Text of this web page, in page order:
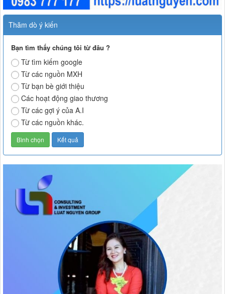
Thăm dò ý kiến
Bạn tìm thấy chúng tôi từ đâu ?
Từ tìm kiếm google
Từ các nguồn MXH
Từ bạn bè giới thiệu
Các hoạt động giao thương
Từ các gợi ý của A.I
Từ các nguồn khác.